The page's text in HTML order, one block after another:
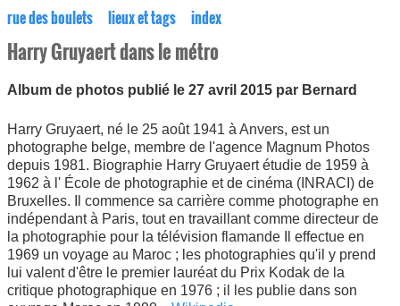
rue des boulets lieux et tags index
Harry Gruyaert dans le métro
Album de photos publié le 27 avril 2015 par Bernard
Harry Gruyaert, né le 25 août 1941 à Anvers, est un
photographe belge, membre de l'agence Magnum Photos
depuis 1981. Biographie Harry Gruyaert étudie de 1959 à
1962 à l' École de photographie et de cinéma (INRACI) de
Bruxelles. Il commence sa carrière comme photographe en
indépendant à Paris, tout en travaillant comme directeur de
la photographie pour la télévision flamande Il effectue en
1969 un voyage au Maroc ; les photographies qu'il y prend
lui valent d'être le premier lauréat du Prix Kodak de la
critique photographique en 1976 ; il les publie dans son